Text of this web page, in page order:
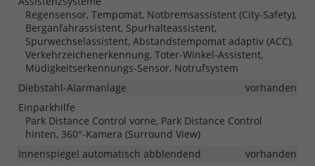
Regensensor, Tempomat, Notbremsassistent (City-Safety),
Berganfahrassistent, Spurhalteassistent,
Spurwechselassistent, Abstandstempomat adaptiv (ACC),
Verkehrzeichenerkennung, Toter-Winkel-Assistent,
Müdigkeitserkennungs-Sensor, Notrufsystem
Diebstahl-Alarmanlage
vorhanden
Einparkhilfe
Park Distance Control vorne, Park Distance Control
hinten, 360°-Kamera (Surround View)
Innenspiegel automatisch abblendend
vorhanden